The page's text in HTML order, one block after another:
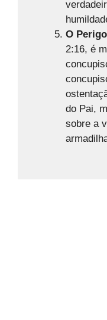
O
2:16, é
do Pai,
sobre a